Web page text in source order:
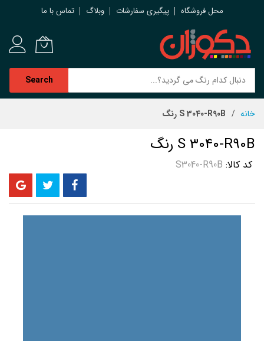
محل فروشگاه پیگیری سفارشات وبلاگ تماس با ما
Search
خانه S 3040-R90B رنگ
S 3040-R90B رنگ
کد کالا S3040-R90B